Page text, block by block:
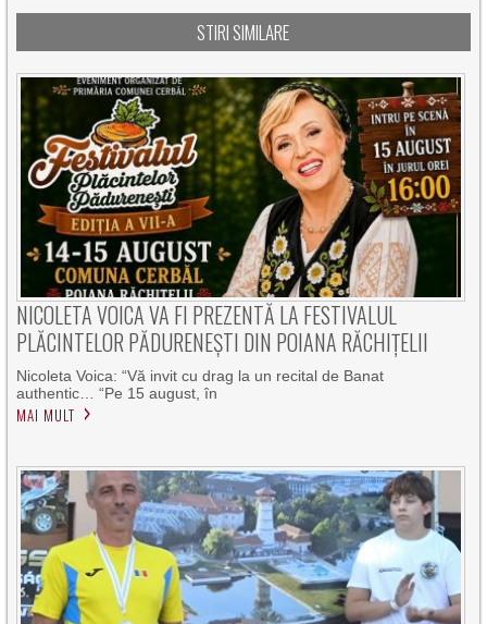
STIRI SIMILARE
NICOLETA VOICA VA FI PREZENTĂ LA FESTIVALUL
PLĂCINTELOR PĂDURENEȘTI DIN POIANA RĂCHIȚELII
Nicoleta Voica: “Vă invit cu drag la un recital de Banat
authentic… “Pe 15 august, în
MAI MULT